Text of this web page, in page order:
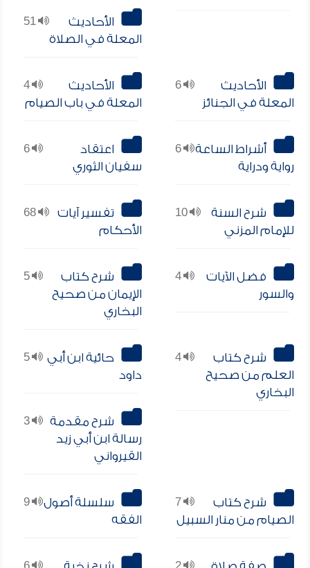
51
الأحاديث
المعلة في الصلاة
6
الأحاديث
المعلة في الجنائز
4
الأحاديث
المعلة في باب الصيام
6
أشراط الساعة
رواية ودراية
6
اعتقاد
سفيان الثوري
10
شرح السنة
للإمام المزني
68
تفسير آيات
الأحكام
4
فضل الآيات
والسور
5
شرح كتاب
الإيمان من صحيح
البخاري
4
شرح كتاب
العلم من صحيح
البخاري
5
حائية ابن أبي
داود
3
شرح مقدمة
رسالة ابن أبي زيد
القيرواني
7
شرح كتاب
الصيام من منار السبيل
9
سلسلة أصول
الفقه